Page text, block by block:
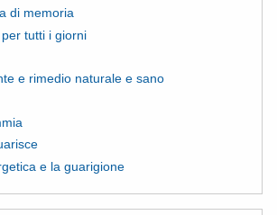
di memoria
tutti i giorni
e rimedio naturale e sano
e la guarigione